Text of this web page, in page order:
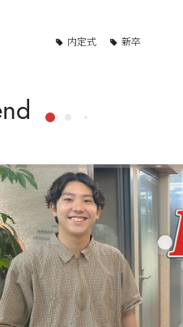
内定式 新卒